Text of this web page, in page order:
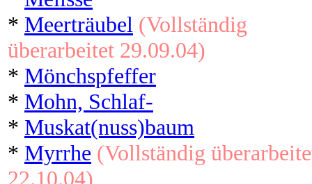
* Meerträubel (Vollständig
überarbeitet 29.09.04)
* Mönchspfeffer
* Mohn, Schlaf-
* Muskat(nuss)baum
* Myrrhe (Vollständig
22.10.04)